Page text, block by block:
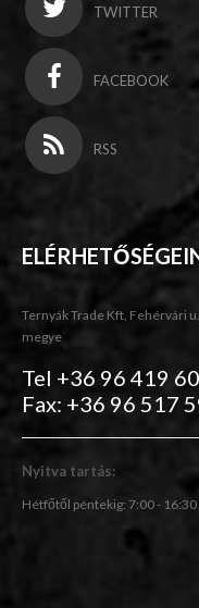
TWITTER
FACEBOOK
RSS
Ternyák Trade Kft, Fehérvári
megye
Tel +36 96 419
Fax: +36 96 517
Nyitva tartás:
Hétfőtől péntekig: 7:00 -